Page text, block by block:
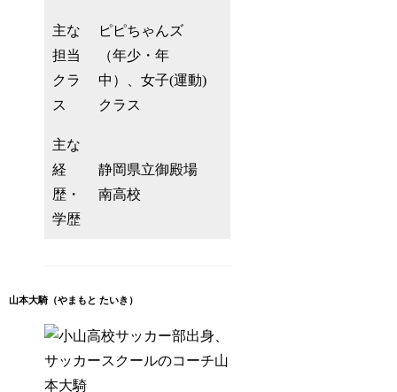
主な
担当
クラ
ス
ピピちゃんズ
（年少・年
中）、女子(運動)
クラス
主な
経
歴・
学歴
静岡県立御殿場
南高校
山本大騎（やまもと たいき）